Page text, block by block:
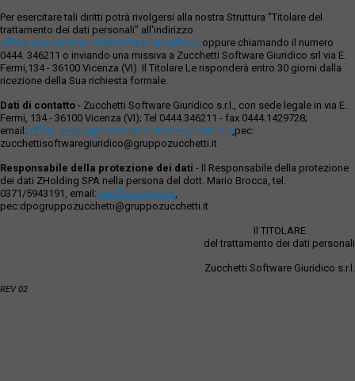
Per esercitare tali diritti potrà rivolgersi alla nostra Struttura "Titolare del
trattamento dei dati personali" all'indirizzo
ufficio.privacy@zucchettisofwaregiuridico.itoppure chiamando il numero
0444. 346211 o inviando una missiva a Zucchetti Software Giuridico srl via E.
Fermi,134 - 36100 Vicenza (VI). Il Titolare Le risponderà entro 30 giorni dalla
ricezione della Sua richiesta formale.
Dati di contatto - Zucchetti Software Giuridico s.r.l., con sede legale in via E.
Fermi, 134 - 36100 Vicenza (VI); Tel 0444.346211 - fax 0444.1429728;
email:ufficio.privacy@zucchettisoftwaregiuridico.it,pec:
zucchettisoftwaregiuridico@gruppozucchetti.it
Responsabile della protezione dei dati - Il Responsabile della protezione
dei dati ZHolding SPA nella persona del dott. Mario Brocca, tel.
0371/5943191, email:dpo@zucchetti.it,
pec:dpogruppozucchetti@gruppozucchetti.it
Il TITOLARE
del trattamento dei dati personali
Zucchetti Software Giuridico s.r.l.
REV 02